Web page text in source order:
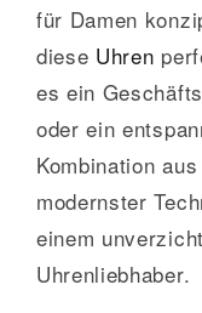
für Damen
diese Uhren
es ein
oder ein
Kombination
modernster
einem
Uhrenliebhaber.